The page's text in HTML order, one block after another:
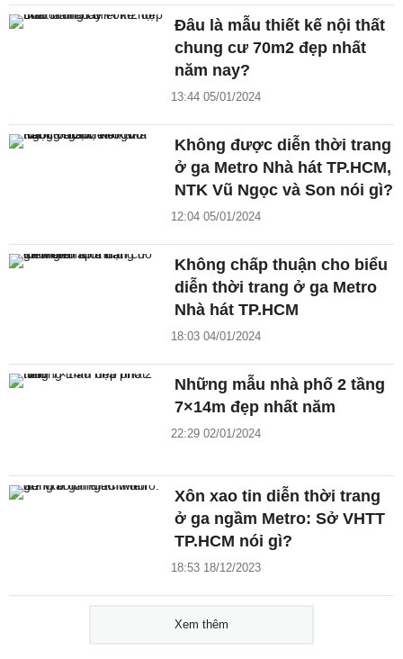
Đâu là mẫu thiết kế nội thất
chung cư 70m2 đẹp nhất
năm nay?
13:44 05/01/2024
Không được diễn thời trang
ở ga Metro Nhà hát TP.HCM,
NTK Vũ Ngọc và Son nói gì?
12:04 05/01/2024
Không chấp thuận cho biểu
diễn thời trang ở ga Metro
Nhà hát TP.HCM
18:03 04/01/2024
Những mẫu nhà phố 2 tầng
7×14m đẹp nhất năm
22:29 02/01/2024
Xôn xao tin diễn thời trang
ở ga ngầm Metro: Sở VHTT
TP.HCM nói gì?
18:53 18/12/2023
Xem thêm